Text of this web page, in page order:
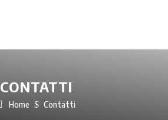
CONTATTI
Home $ Contatti